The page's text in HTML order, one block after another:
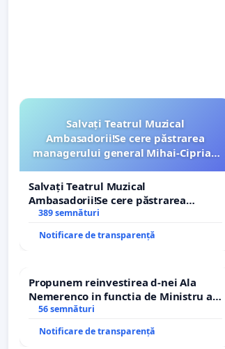
Salvați Teatrul Muzical
Ambasadorii!Se cere păstrarea
managerului general Mihai-Ciprian
Salvați Teatrul Muzical
Ambasadorii!Se cere păstrarea
managerului general Mihai-Ciprian
ROGOJAN
389 semnături
Notificare de transparență
Propunem reinvestirea d-nei Ala
Nemerenco in functia de Ministru al
Sanatatii
56 semnături
Notificare de transparență